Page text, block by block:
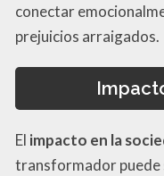
conectar
prejuicios arraigados.
El impacto en la
transformador puede